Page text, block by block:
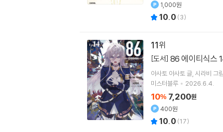
1,000원
10.0 (3)
11
[도서] 86 에이티식스
아사토 아사토 글 시라비 그
미스터블루
2026.6.4.
10% 7,200원
400원
10.0 (17)